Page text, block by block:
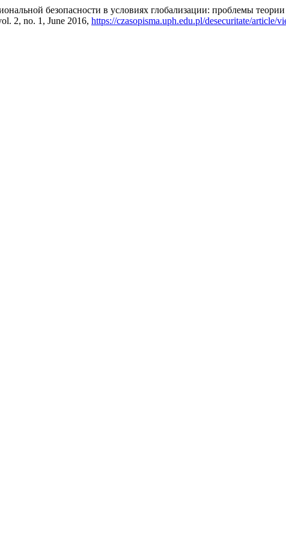
безопасности в условиях глобализации: проблемы
2, no. 1, June 2016, https://czasopisma.uph.edu.pl/desecuritate/article/